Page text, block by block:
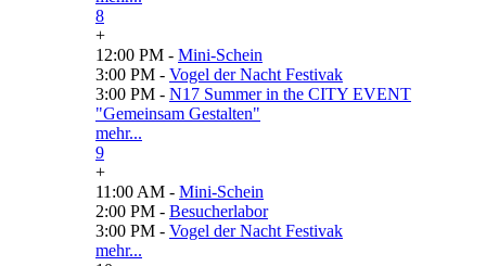
8
+
12:00 PM - Mini-Schein
3:00 PM - Vogel der Nacht Festivak
3:00 PM - N17 Summer in the CITY EVENT
"Gemeinsam Gestalten"
mehr...
9
+
11:00 AM - Mini-Schein
2:00 PM - Besucherlabor
3:00 PM - Vogel der Nacht Festivak
mehr...